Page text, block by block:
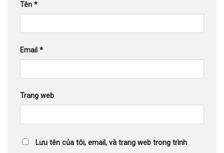
Tên *
Email *
Trang web
Lưu tên của tôi, email, và trang web trong trình